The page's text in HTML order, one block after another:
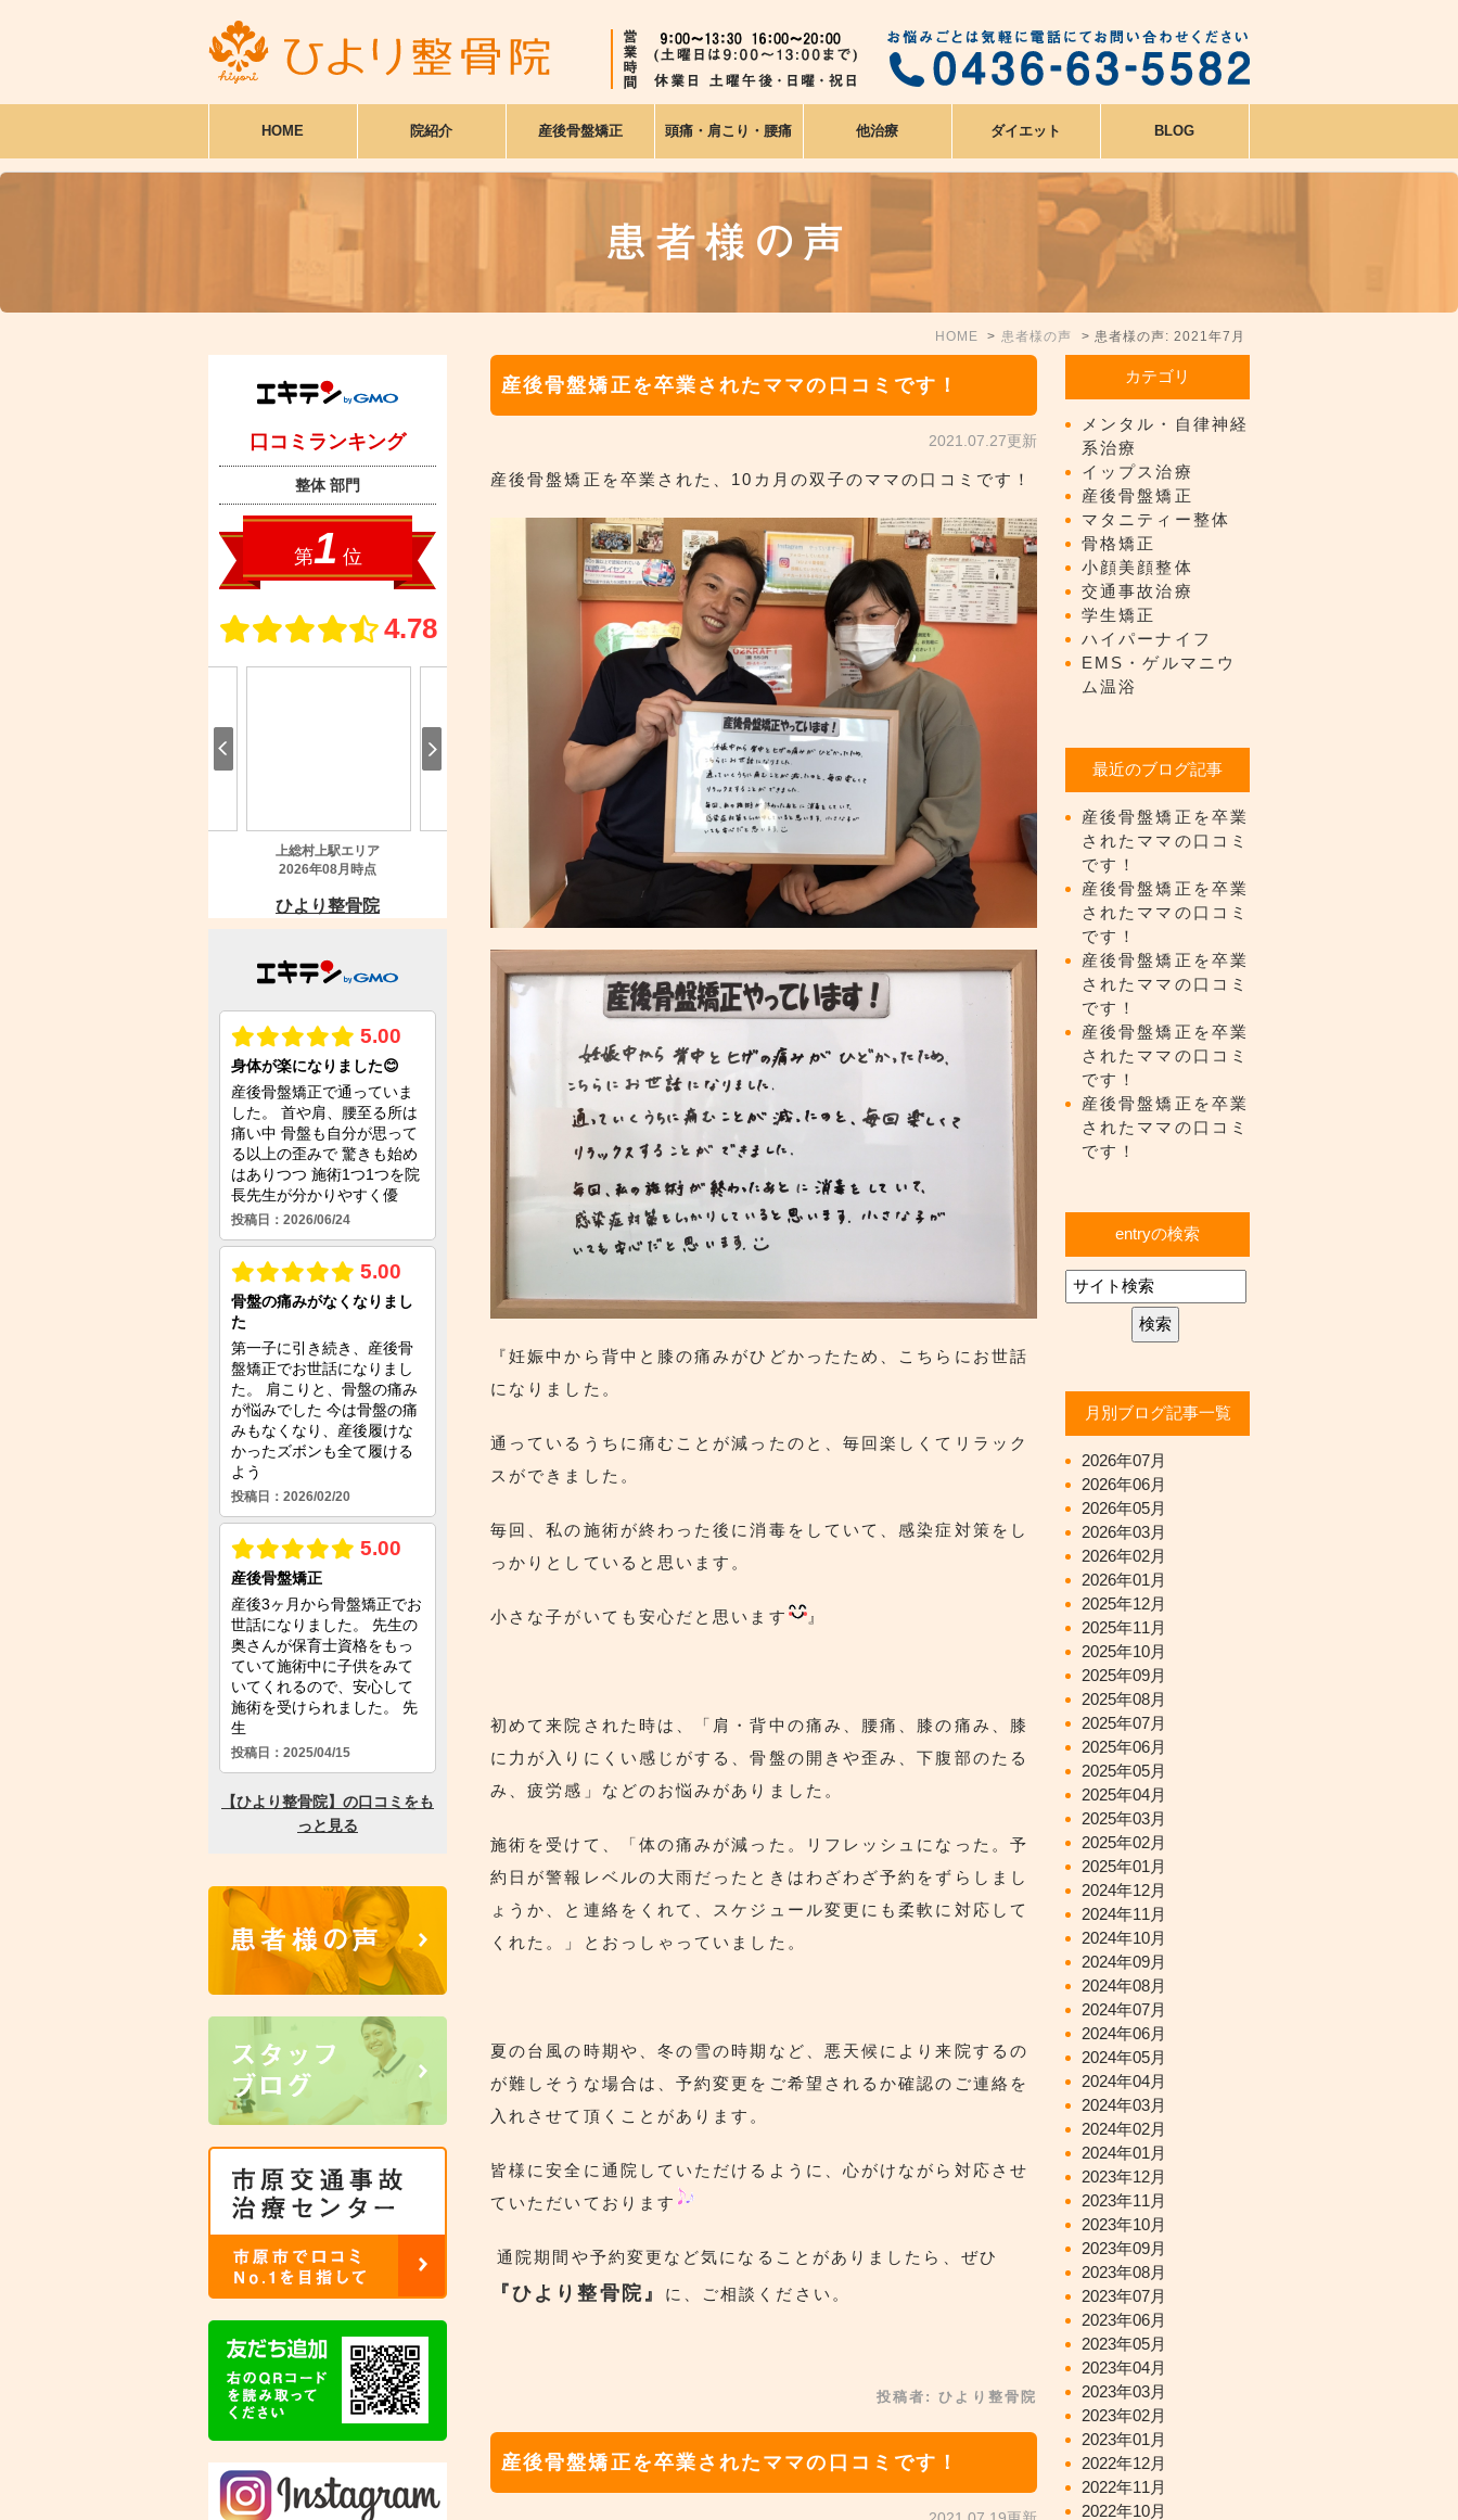
HOME 院紹介 産後骨盤矯正 頭痛・肩こり・腰痛 他治療 ダイエット BLOG
患者様の声
HOME 患者様の声 患者様の声: 2021年7月
産後骨盤矯正を卒業されたママの口コミです！
2021.07.27更新
産後骨盤矯正を卒業された、10カ月の双子のママの口コミです！
『妊娠中から背中と膝の痛みがひどかったため、こちらにお世話
になりました。
通っているうちに痛むことが減ったのと、毎回楽しくてリラック
スができました。
毎回、私の施術が終わった後に消毒をしていて、感染症対策をし
っかりとしていると思います。
小さな子がいても安心だと思います 』
初めて来院された時は、「肩・背中の痛み、腰痛、膝の痛み、膝
に力が入りにくい感じがする、骨盤の開きや歪み、下腹部のたる
み、疲労感」などのお悩みがありました。
施術を受けて、「体の痛みが減った。リフレッシュになった。予
約日が警報レベルの大雨だったときはわざわざ予約をずらしまし
ょうか、と連絡をくれて、スケジュール変更にも柔軟に対応して
くれた。」とおっしゃっていました。
夏の台風の時期や、冬の雪の時期など、悪天候により来院するの
が難しそうな場合は、予約変更をご希望されるか確認のご連絡を
入れさせて頂くことがあります。
皆様に安全に通院していただけるように、心がけながら対応させ
ていただいております
通院期間や予約変更など気になることがありましたら、ぜひ
『ひより整骨院』 に、ご相談ください。
投稿者:ひより整骨院
産後骨盤矯正を卒業されたママの口コミです！
カテゴリ
メンタル・自律神経
系治療
イップス治療
産後骨盤矯正
マタニティー整体
骨格矯正
小顔美顔整体
交通事故治療
学生矯正
ハイパーナイフ
EMS・ゲルマニウ
ム温浴
最近のブログ記事
産後骨盤矯正を卒業
されたママの口コミ
です！
産後骨盤矯正を卒業
されたママの口コミ
です！
産後骨盤矯正を卒業
されたママの口コミ
です！
産後骨盤矯正を卒業
されたママの口コミ
です！
産後骨盤矯正を卒業
されたママの口コミ
です！
entryの検索
月別ブログ記事一覧
2026年07月
2026年06月
2026年05月
2026年03月
2026年02月
2026年01月
2025年12月
2025年11月
2025年10月
2025年09月
2025年08月
2025年07月
2025年06月
2025年05月
2025年04月
2025年03月
2025年02月
2025年01月
2024年12月
2024年11月
2024年10月
2024年09月
2024年08月
2024年07月
2024年06月
2024年05月
2024年04月
2024年03月
2024年02月
2024年01月
2023年12月
2023年11月
2023年10月
2023年09月
2023年08月
2023年07月
2023年06月
2023年05月
2023年04月
2023年03月
2023年02月
2023年01月
2022年12月
2022年11月
2022年10月